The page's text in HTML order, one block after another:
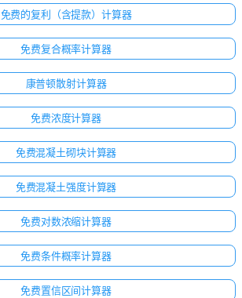
免费的复利（含提款）计算器
免费复合概率计算器
康普顿散射计算器
免费浓度计算器
免费混凝土砌块计算器
免费混凝土强度计算器
免费对数浓缩计算器
免费条件概率计算器
免费置信区间计算器